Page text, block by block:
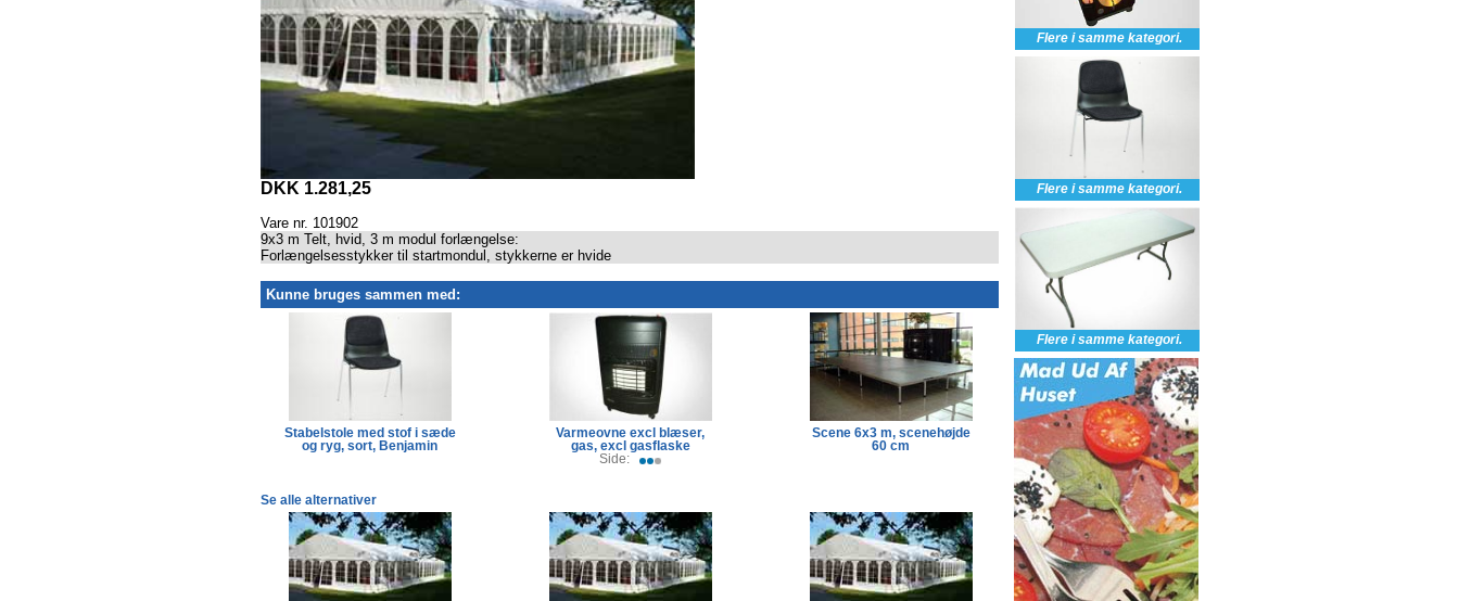
DKK 1.281,25
Vare nr. 101902
9x3 m Telt, hvid, 3 m modul forlængelse:
Forlængelsesstykker til startmondul, stykkerne er hvide
Kunne bruges sammen med:
Se alle alternativer
Flere i samme kategori.
Flere i samme kategori.
Flere i samme kategori.
Stabelstole med stof i sæde
og ryg, sort, Benjamin
Varmeovne excl blæser,
gas, excl gasflaske
Scene 6x3 m, scenehøjde
60 cm
Plastgulv 0,5x2.0m (kun
gulv)
Side: